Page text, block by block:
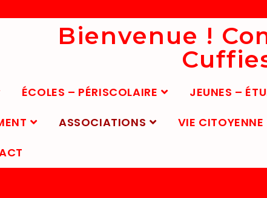
Bienvenue !
ÉCOLES – PÉRISCOLAIRE JEUNES –
ASSOCIATIONS VIE CITOYENNE